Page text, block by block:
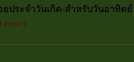
ยประจำวันเกิด-สำหรับวันอาทิตย์
more